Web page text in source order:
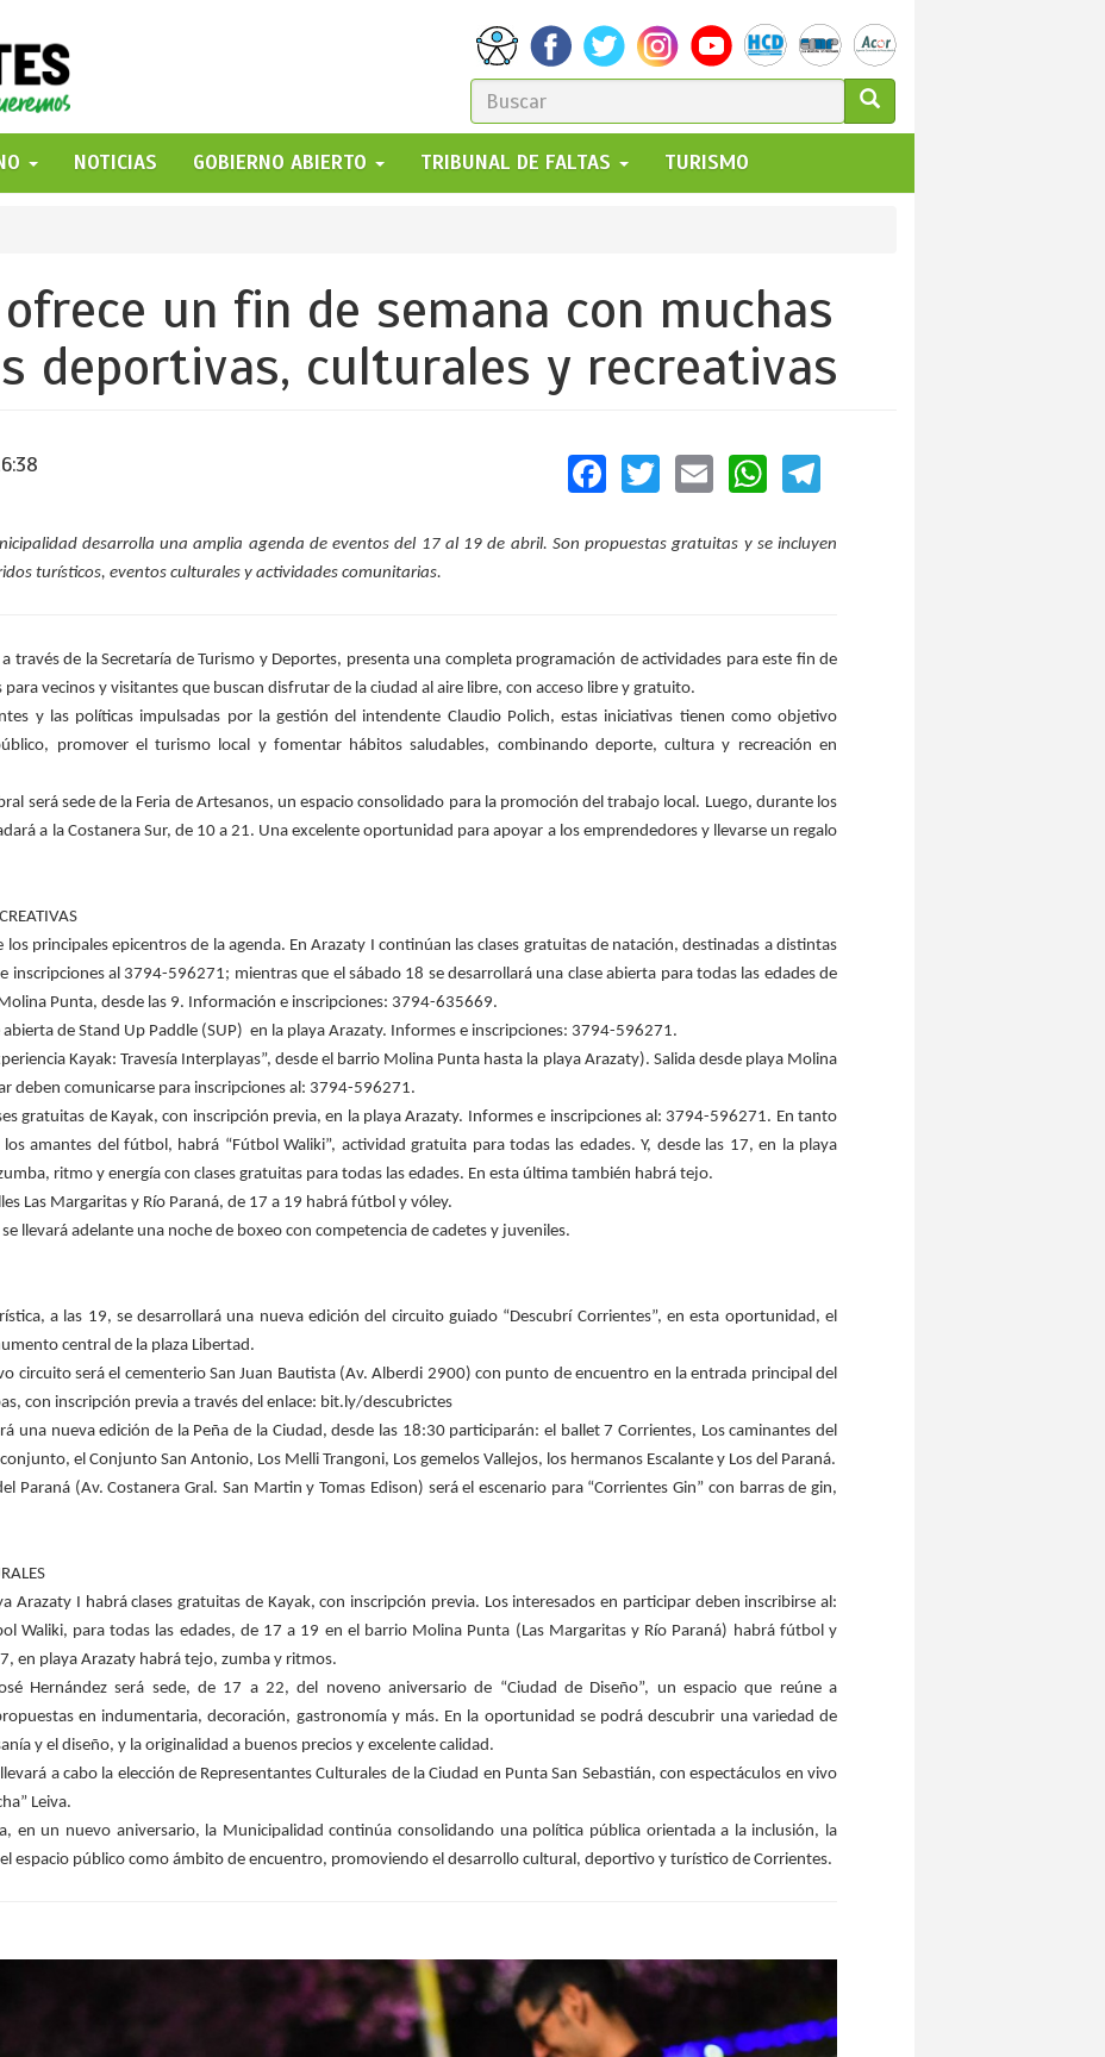
FORMULARIO
DE
BÚSQUEDA
GO!
NOTICIAS GOBIERNO ABIERTO TRIBUNAL DE FALTAS TURISMO
un fin de semana con muchas
deportivas, culturales y recreativas
Facebook
Twitter
EmailWhatsApp
Telegram
desarrolla una amplia agenda de eventos del 17 al 19 de abril. Son propuestas gratuitas y se incluyen
turísticos, eventos culturales y actividades comunitarias.
través de la Secretaría de Turismo y Deportes, presenta una completa programación de actividades para este fin de
vecinos y visitantes que buscan disfrutar de la ciudad al aire libre, con acceso libre y gratuito.
y las políticas impulsadas por la gestión del intendente Claudio Polich, estas iniciativas tienen como objetivo
promover el turismo local y fomentar hábitos saludables, combinando deporte, cultura y recreación en
será sede de la Feria de Artesanos, un espacio consolidado para la promoción del trabajo local. Luego, durante los
a la Costanera Sur, de 10 a 21. Una excelente oportunidad para apoyar a los emprendedores y llevarse un regalo
los principales epicentros de la agenda. En Arazaty I continúan las clases gratuitas de natación, destinadas a distintas
inscripciones al 3794-596271; mientras que el sábado 18 se desarrollará una clase abierta para todas las edades de
Punta, desde las 9. Información e inscripciones: 3794-635669.
abierta de Stand Up Paddle (SUP) en la playa Arazaty. Informes e inscripciones: 3794-596271.
Kayak: Travesía Interplayas”, desde el barrio Molina Punta hasta la playa Arazaty). Salida desde playa Molina
deben comunicarse para inscripciones al: 3794-596271.
gratuitas de Kayak, con inscripción previa, en la playa Arazaty. Informes e inscripciones al: 3794-596271. En tanto
amantes del fútbol, habrá “Fútbol Waliki”, actividad gratuita para todas las edades. Y, desde las 17, en la playa
ritmo y energía con clases gratuitas para todas las edades. En esta última también habrá tejo.
Las Margaritas y Río Paraná, de 17 a 19 habrá fútbol y vóley.
llevará adelante una noche de boxeo con competencia de cadetes y juveniles.
a las 19, se desarrollará una nueva edición del circuito guiado “Descubrí Corrientes”, en esta oportunidad, el
central de la plaza Libertad.
circuito será el cementerio San Juan Bautista (Av. Alberdi 2900) con punto de encuentro en la entrada principal del
con inscripción previa a través del enlace: bit.ly/descubrictes
una nueva edición de la Peña de la Ciudad, desde las 18:30 participarán: el ballet 7 Corrientes, Los caminantes del
el Conjunto San Antonio, Los Melli Trangoni, Los gemelos Vallejos, los hermanos Escalante y Los del Paraná.
Paraná (Av. Costanera Gral. San Martin y Tomas Edison) será el escenario para “Corrientes Gin” con barras de gin,
Arazaty I habrá clases gratuitas de Kayak, con inscripción previa. Los interesados en participar deben inscribirse al:
Waliki, para todas las edades, de 17 a 19 en el barrio Molina Punta (Las Margaritas y Río Paraná) habrá fútbol y
en playa Arazaty habrá tejo, zumba y ritmos.
Hernández será sede, de 17 a 22, del noveno aniversario de “Ciudad de Diseño”, un espacio que reúne a
en indumentaria, decoración, gastronomía y más. En la oportunidad se podrá descubrir una variedad de
y el diseño, y la originalidad a buenos precios y excelente calidad.
a cabo la elección de Representantes Culturales de la Ciudad en Punta San Sebastián, con espectáculos en vivo
Leiva.
en un nuevo aniversario, la Municipalidad continúa consolidando una política pública orientada a la inclusión, la
espacio público como ámbito de encuentro, promoviendo el desarrollo cultural, deportivo y turístico de Corrientes.